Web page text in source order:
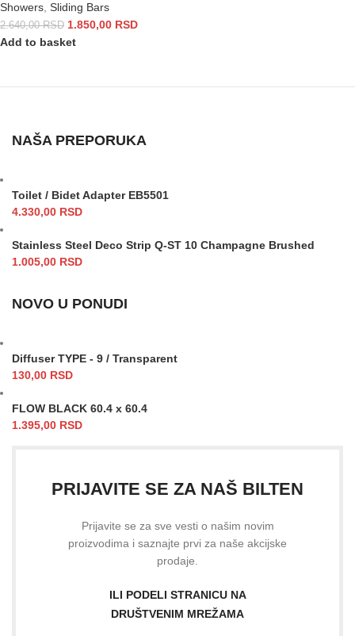
Showers Sliding Bars
2.640,00RSD 1.850,00 RSD
Add to basket
NAŠA PREPORUKA
Toilet / Bidet Adapter EB5501
4.330,00 RSD
Stainless Steel Deco Strip Q-ST 10 Champagne Brushed
1.005,00 RSD
NOVO U PONUDI
Diffuser TYPE - 9 / Transparent
130,00 RSD
FLOW BLACK 60.4 x 60.4
1.395,00 RSD
PRIJAVITE SE ZA NAŠ BILTEN
Prijavite se za sve vesti o našim novim
proizvodima i saznajte prvi za naše akcijske
prodaje.
ILI PODELI STRANICU NA
DRUŠTVENIM MREŽAMA